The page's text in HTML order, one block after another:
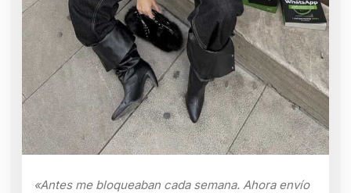
«Antes me bloqueaban cada semana. Ahora envío